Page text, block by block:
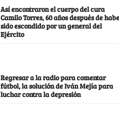
Así encontraron el cuerpo del cura
Camilo Torres, 60 años después de
sido escondido por un general del
Ejército
Regresar a la radio para comentar
fútbol, la solución de Iván Mejía para
luchar contra la depresión